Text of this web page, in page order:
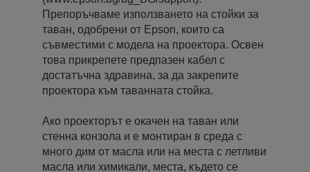
Препоръчваме използването на стойки за
таван, одобрени от Epson, които са
съвместими с модела на проектора. Освен
това прикрепете предпазен кабел с
достатъчна здравина, за да закрепите
проектора към таванната стойка.
Ако проекторът е окачен на таван или
стенна конзола и е монтиран в среда с
много дим от масла или на места с летливи
масла или химикали, места, където се